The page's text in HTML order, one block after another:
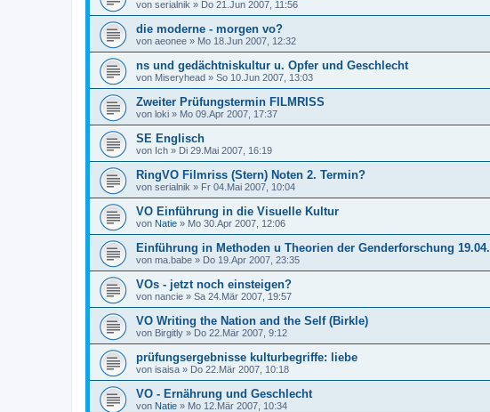
von serialnik » Do 21.Jun 2007, 11:56
die moderne - morgen vo?
von aeonee » Mo 18.Jun 2007, 12:32
ns und gedächtniskultur u. Opfer und Geschlecht
von Miseryhead » So 10.Jun 2007, 13:03
Zweiter Prüfungstermin FILMRISS
von loki » Mo 09.Apr 2007, 17:37
SE Englisch
von Ich » Di 29.Mai 2007, 16:19
RingVO Filmriss (Stern) Noten 2. Termin?
von serialnik » Fr 04.Mai 2007, 10:04
VO Einführung in die Visuelle Kultur
von Natie » Mo 30.Apr 2007, 12:06
Einführung in Methoden u Theorien der Genderforschung 19.04.
von ma.babe » Do 19.Apr 2007, 23:35
VOs - jetzt noch einsteigen?
von nancie » Sa 24.Mär 2007, 19:57
VO Writing the Nation and the Self (Birkle)
von Birgitly » Do 22.Mär 2007, 9:12
prüfungsergebnisse kulturbegriffe: liebe
von isaisa » Do 22.Mär 2007, 10:18
VO - Ernährung und Geschlecht
von Natie » Mo 12.Mär 2007, 10:34